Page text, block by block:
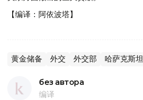
【编译：阿依波塔】
黄金储备 外交 外交部 哈萨克斯坦
без автора
编译